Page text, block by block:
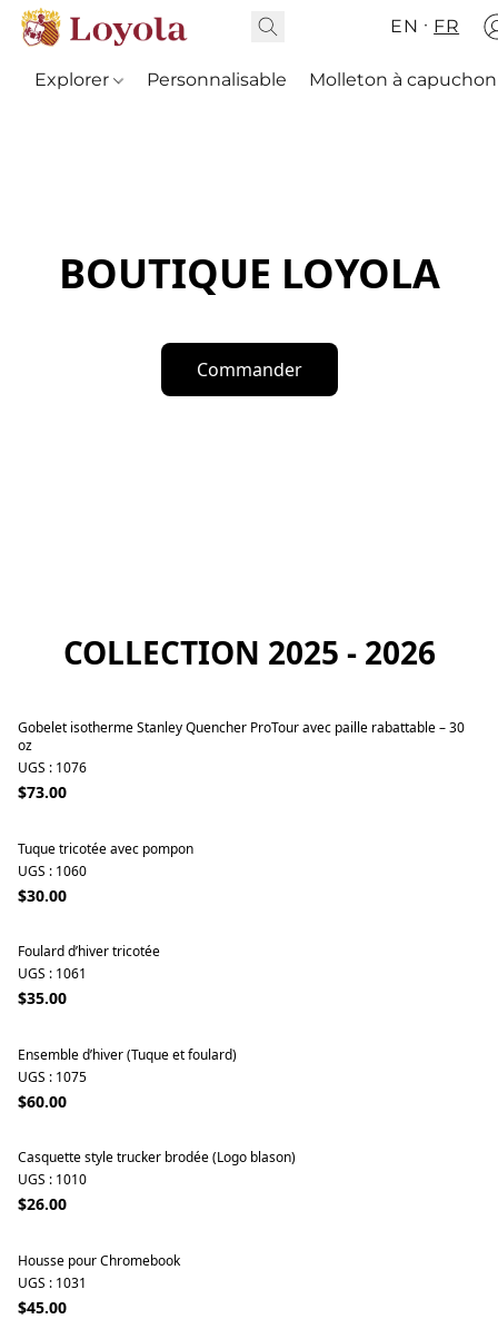
EN FR
Explorer Personnalisable Molleton à capuchon
BOUTIQUE LOYOLA
Commander
COLLECTION 2025 - 2026
Gobelet isotherme Stanley Quencher ProTour avec paille rabattable – 30
oz
UGS : 1076
$73.00
Tuque tricotée avec pompon
UGS : 1060
$30.00
Foulard d’hiver tricotée
UGS : 1061
$35.00
Ensemble d’hiver (Tuque et foulard)
UGS : 1075
$60.00
Casquette style trucker brodée (Logo blason)
UGS : 1010
$26.00
Housse pour Chromebook
UGS : 1031
$45.00